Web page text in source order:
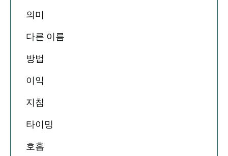
의미
다른 이름
방법
이익
지침
타이밍
호흡